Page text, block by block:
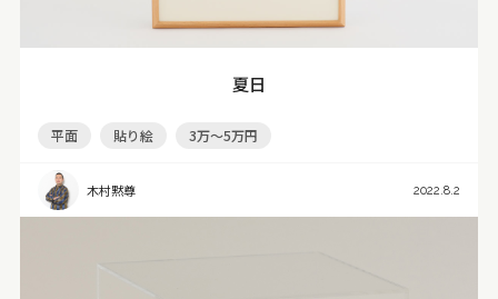
夏日
平面 貼り絵 3万～5万円
木村黙尊 2022.8.2